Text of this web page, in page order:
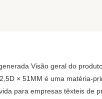
Visão geral do
× 51MM é uma matéria-
para empresas têxteis de